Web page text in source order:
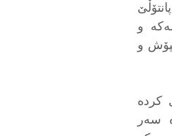
و
و
کردە
سەر